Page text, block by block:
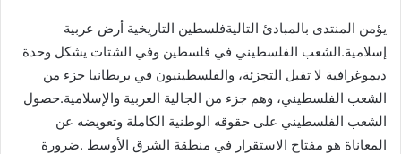
يؤمن المنتدى بالمبادئ التاليةفلسطين التاريخية أرض عربية
إسلامية.الشعب الفلسطيني في فلسطين وفي الشتات يشكل وحدة
ديموغرافية لا تقبل التجزئة، والفلسطينيون في بريطانيا جزء من
الشعب الفلسطيني، وهم جزء من الجالية العربية والإسلامية.حصول
الشعب الفلسطيني على حقوقه الوطنية الكاملة وتعويضه عن
المعاناة هو مفتاح الاستقرار في منطقة الشرق الأوسط .ضرورة